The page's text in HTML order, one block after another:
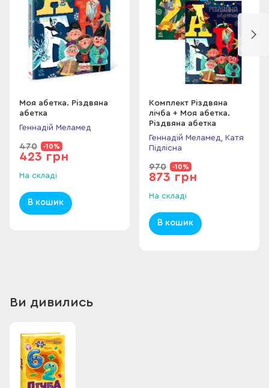
Моя абетка. Різдвяна
абетка
Геннадій Меламед
470 -10%
423 грн
На складі
В кошик
Комплект Різдвяна
лічба + Моя абетка.
Різдвяна абетка
Геннадій Меламед, Катя
Підлісна
970 -10%
873 грн
На складі
В кошик
Ви дивились